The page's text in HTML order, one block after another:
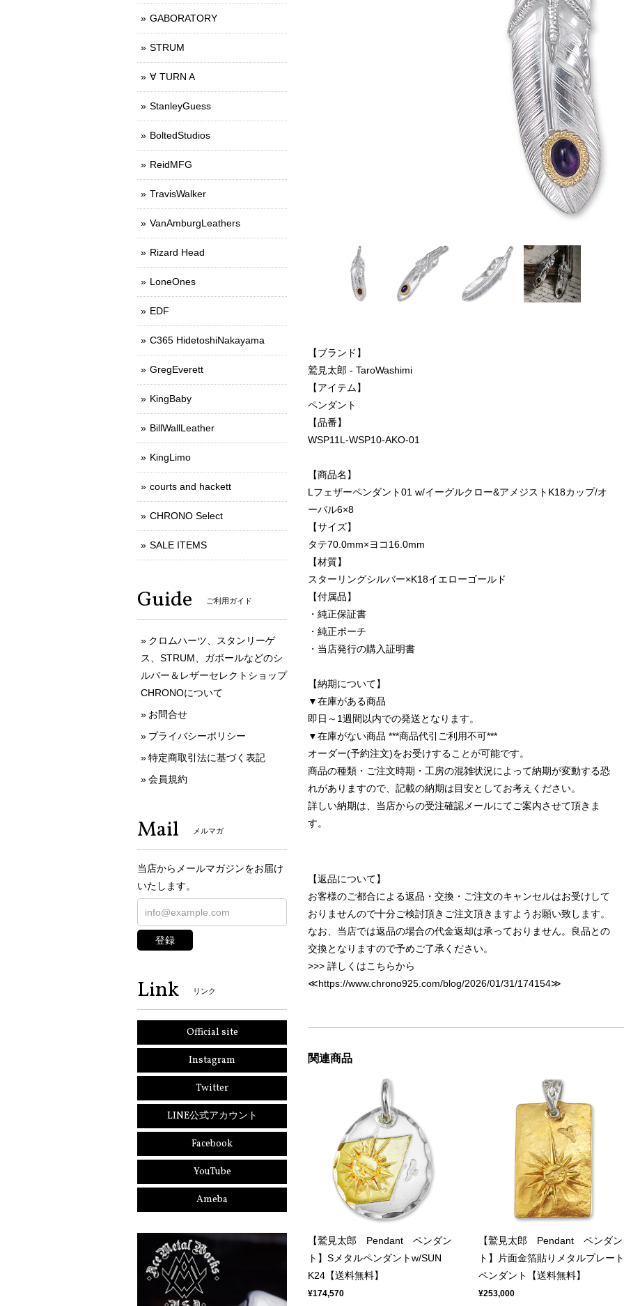
【ブランド】
鷲見太郎 - TaroWashimi
【アイテム】
ペンダント
【品番】
WSP11L-WSP10-AKO-01
【商品名】
Lフェザーペンダント01 w/イーグルクロー&アメジストK18カップ/オ
ーバル6×8
【サイズ】
タテ70.0mm×ヨコ16.0mm
【材質】
スターリングシルバー×K18イエローゴールド
【付属品】
・純正保証書
・純正ポーチ
・当店発行の購入証明書
【納期について】
▼在庫がある商品
即日～1週間以内での発送となります。
▼在庫がない商品 ***商品代引ご利用不可***
オーダー(予約注文)をお受けすることが可能です。
商品の種類・ご注文時期・工房の混雑状況によって納期が変動する恐
れがありますので、記載の納期は目安としてお考えください。
詳しい納期は、当店からの受注確認メールにてご案内させて頂きま
す。
【返品について】
お客様のご都合による返品・交換・ご注文のキャンセルはお受けして
おりませんので十分ご検討頂きご注文頂きますようお願い致します。
なお、当店では返品の場合の代金返却は承っておりません。良品との
交換となりますので予めご了承ください。
>>> 詳しくはこちらから
≪https://www.chrono925.com/blog/2026/01/31/174154≫
関連商品
【鷲見太郎 Pendant ペンダン
ト】Sメタルペンダントw/SUN
K24【送料無料】
¥174,570
【鷲見太郎 Pendant ペンダン
ト】片面金箔貼りメタルプレート
ペンダント【送料無料】
¥253,000
GABORATORY
STRUM
∀ TURN A
StanleyGuess
BoltedStudios
ReidMFG
TravisWalker
VanAmburgLeathers
Rizard Head
LoneOnes
EDF
C365 HidetoshiNakayama
GregEverett
KingBaby
BillWallLeather
KingLimo
courts and hackett
CHRONO Select
SALE ITEMS
Guide ご利用ガイド
クロムハーツ、スタンリーゲ
ス、STRUM、ガボールなどのシ
ルバー＆レザーセレクトショップ
CHRONOについて
お問合せ
プライバシーポリシー
特定商取引法に基づく表記
会員規約
Mail メルマガ
当店からメールマガジンをお届け
いたします。
登録
Link リンク
Official site
Instagram
Twitter
LINE公式アカウント
Facebook
YouTube
Ameba